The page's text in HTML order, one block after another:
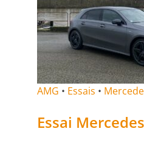
AMG • Essais •
Essai